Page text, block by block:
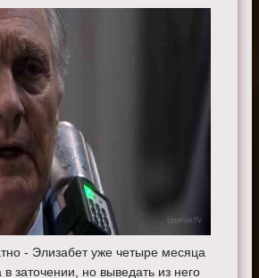
- Элизабет уже четыре месяца
заточении, но выведать из него